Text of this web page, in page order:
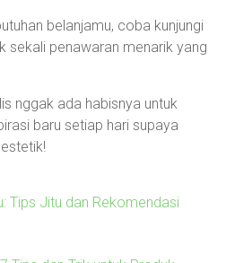
belanjamu, coba kunjungi
sekali penawaran menarik yang
nggak ada habisnya untuk
baru setiap hari supaya
Tips Jitu dan Rekomendasi